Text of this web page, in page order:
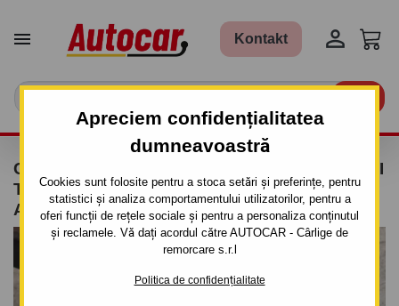
Apreciem confidențialitatea
dumneavoastră
Cookies sunt folosite pentru a stoca setări și preferințe, pentru
statistici și analiza comportamentului utilizatorilor, pentru a
oferi funcții de rețele sociale și pentru a personaliza conținutul
și reclamele. Vă dați acordul către AUTOCAR - Cârlige de
remorcare s.r.l
Politica de confidențialitate
 Kontakt 
CÂRLIG DE REMORCARE PENTRU HYUNDAI
TERACAN - (HP 1) - SISTEM DEMONTABIL
AUTOMAT CU CLEMĂ